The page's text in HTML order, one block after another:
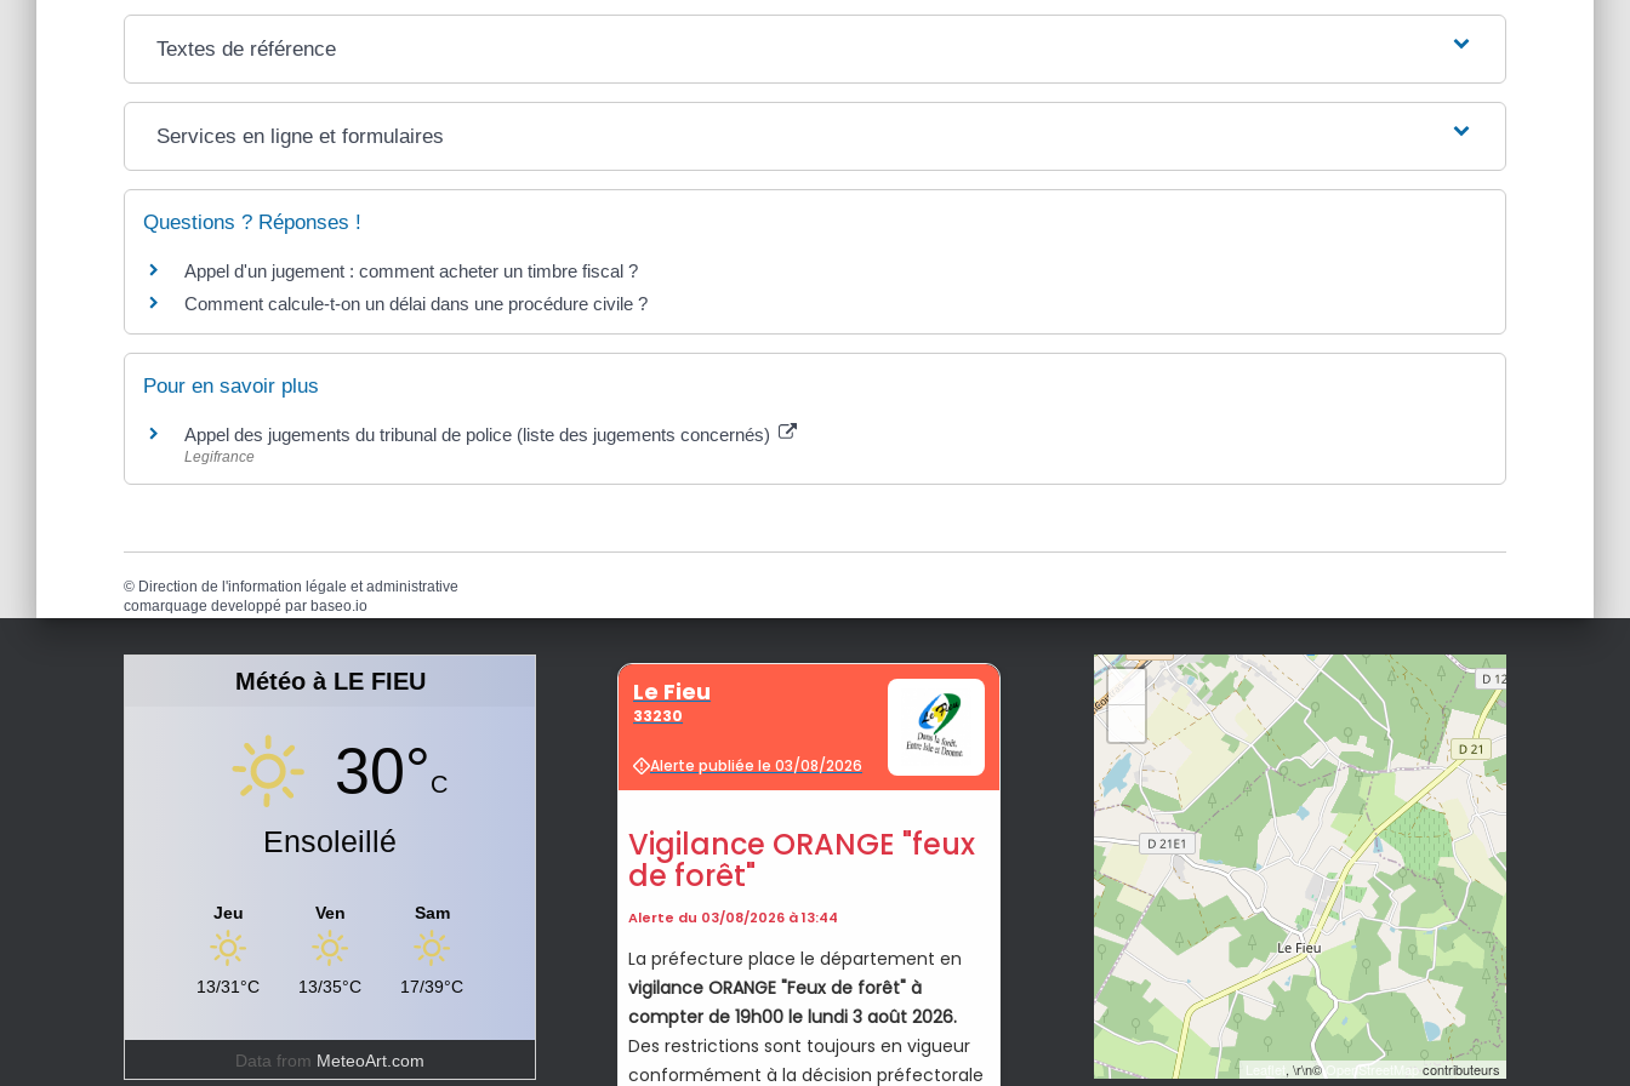
Textes de référence
Services en ligne et formulaires
Questions ? Réponses !
Appel d'un jugement : comment acheter un timbre fiscal ?
Comment calcule-t-on un délai dans une procédure civile ?
Pour en savoir plus
Appel des jugements du tribunal de police (liste des jugements concernés)
Legifrance
© Direction de l'information légale et administrative
comarquage developpé par baseo.io
Météo à LE FIEU
30°C
Ensoleillé
Jeu
13/31°C
Ven
13/35°C
Sam
17/39°C
Data from MeteoArt.com
+
Leaflet, \r\n©OpenStreetMap contributeurs